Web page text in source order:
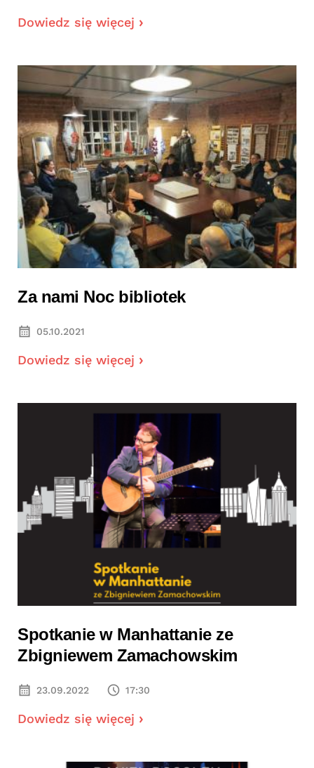
Dowiedz się więcej
Za nami Noc bibliotek
05.10.2021
Dowiedz się więcej
Spotkanie w Manhattanie ze
Zbigniewem Zamachowskim
23.09.2022 17:30
Dowiedz się więcej